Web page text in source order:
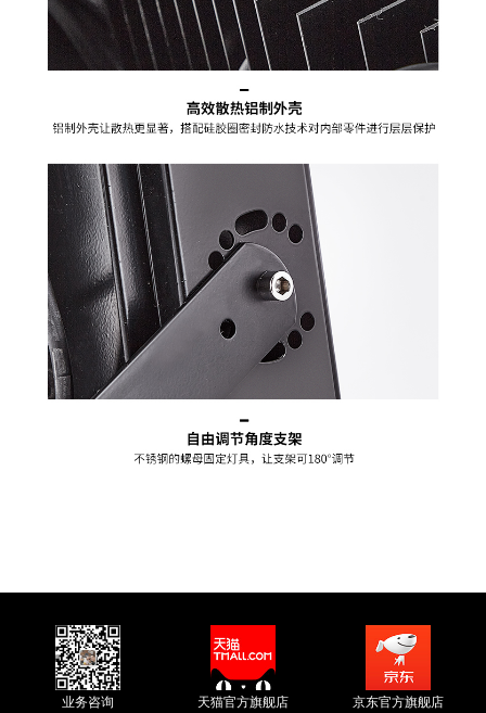
业务咨询 天猫官方旗舰店 京东官方旗舰店